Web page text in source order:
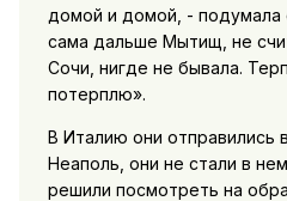
домой и домой, - подумала
сама дальше Мытищ, не
Сочи, нигде не бывала.
потерплю».
В Италию они отправились
Неаполь, они не стали в
решили посмотреть на